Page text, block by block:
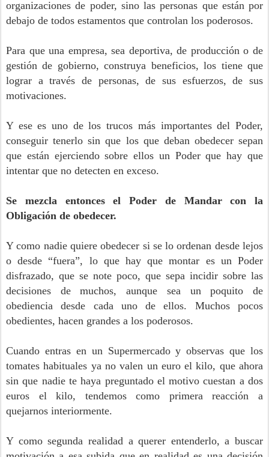
organizaciones de poder, sino las personas que están por
debajo de todos estamentos que controlan los poderosos.
Para que una empresa, sea deportiva, de producción o de
gestión de gobierno, construya beneficios, los tiene que
lograr a través de personas, de sus esfuerzos, de sus
motivaciones.
Y ese es uno de los trucos más importantes del Poder,
conseguir tenerlo sin que los que deban obedecer sepan
que están ejerciendo sobre ellos un Poder que hay que
intentar que no detecten en exceso.
Se mezcla entonces el Poder de Mandar con la
Obligación de obedecer.
Y como nadie quiere obedecer si se lo ordenan desde lejos
o desde “fuera”, lo que hay que montar es un Poder
disfrazado, que se note poco, que sepa incidir sobre las
decisiones de muchos, aunque sea un poquito de
obediencia desde cada uno de ellos. Muchos pocos
obedientes, hacen grandes a los poderosos.
Cuando entras en un Supermercado y observas que los
tomates habituales ya no valen un euro el kilo, que ahora
sin que nadie te haya preguntado el motivo cuestan a dos
euros el kilo, tendemos como primera reacción a
quejarnos interiormente.
Y como segunda realidad a querer entenderlo, a buscar